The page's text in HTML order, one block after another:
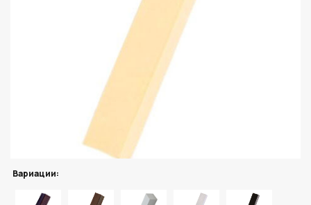
Вариации: